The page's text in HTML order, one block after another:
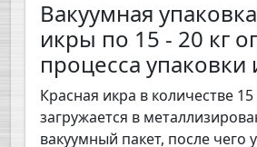
Вакуумная
икры по 15 - 20 кг
процесса упаковки
Красная икра в количестве 15
загружается в
вакуумный пакет, после чего